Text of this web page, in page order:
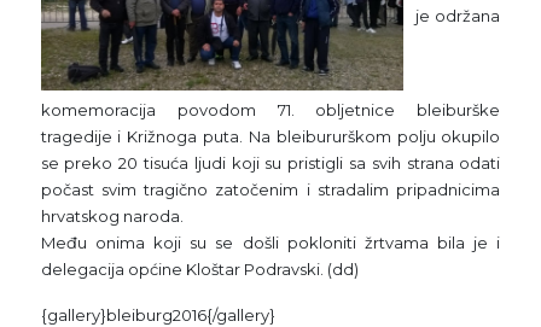
je održana
komemoracija povodom 71. obljetnice bleiburške
tragedije i Križnoga puta. Na bleibururškom polju okupilo
se preko 20 tisuća ljudi koji su pristigli sa svih strana odati
počast svim tragično zatočenim i stradalim pripadnicima
hrvatskog naroda.
Među onima koji su se došli pokloniti žrtvama bila je i
delegacija općine Kloštar Podravski. (dd)
{gallery}bleiburg2016{/gallery}